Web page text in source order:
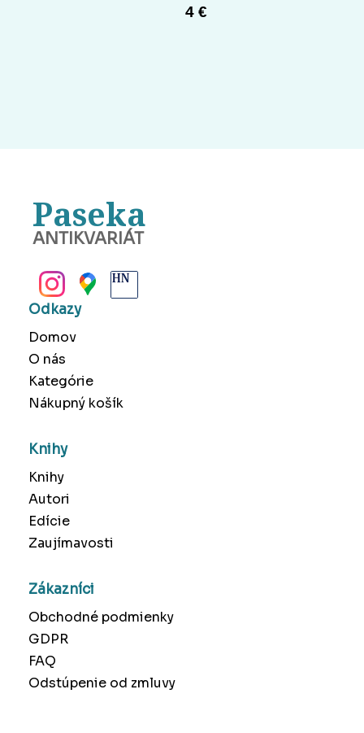
4 €
Paseka
ANTIKVARIÁT
Odkazy
Domov
O nás
Kategórie
Nákupný košík
Knihy
Knihy
Autori
Edície
Zaujímavosti
Zákazníci
Obchodné podmienky
GDPR
FAQ
Odstúpenie od zmluvy